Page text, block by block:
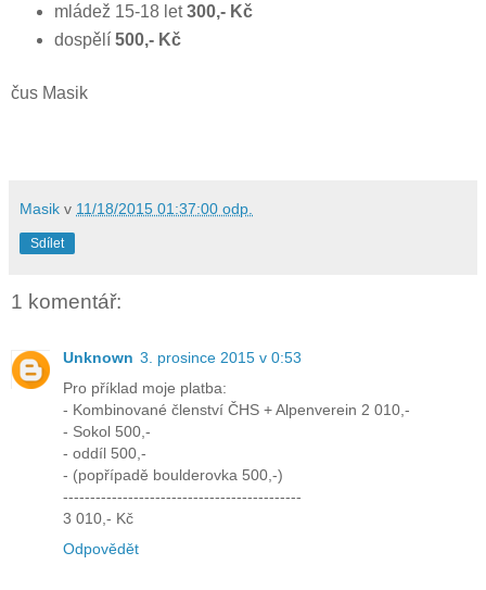
mládež 15-18 let300,- Kč
dospělí 500,- Kč
čus Masik
Masik v 11/18/2015 01:37:00 odp.
Sdílet
1 komentář:
Unknown 3. prosince 2015 v 0:53
Pro příklad moje platba:
- Kombinované členství ČHS + Alpenverein 2 010,-
- Sokol 500,-
- oddíl 500,-
- (popřípadě boulderovka 500,-)
--------------------------------------------
3 010,- Kč
Odpovědět